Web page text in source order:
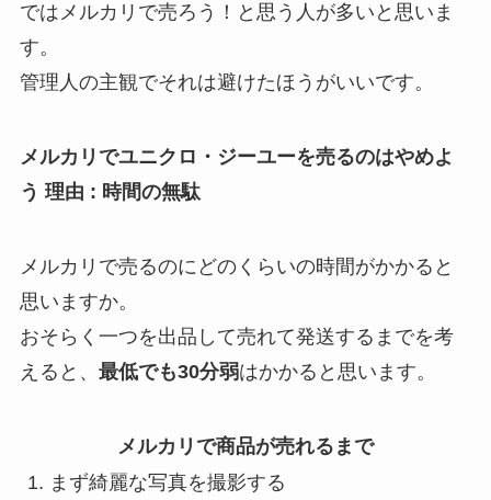
ではメルカリで売ろう！と思う人が多いと思いま
す。
管理人の主観でそれは避けたほうがいいです。
メルカリでユニクロ・ジーユーを売るのはやめよ
う 理由 : 時間の無駄
メルカリで売るのにどのくらいの時間がかかると
思いますか。
おそらく一つを出品して売れて発送するまでを考
えると、 最低でも30分弱はかかると思います。
メルカリで商品が売れるまで
まず綺麗な写真を撮影する